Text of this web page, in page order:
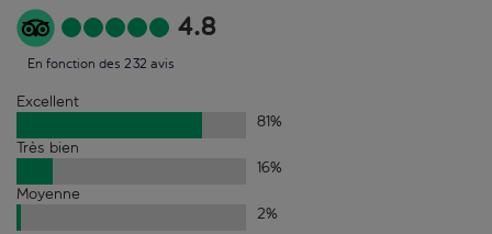
4.8
En fonction des 232 avis
Excellent
81%
Très bien
16%
Moyenne
2%